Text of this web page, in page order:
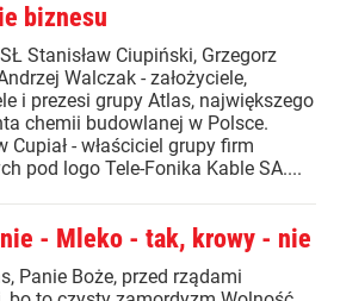
biznesu
Stanisław Ciupiński, Grzegorz
Walczak - założyciele,
i prezesi grupy Atlas, największego
chemii budowlanej w Polsce.
Cupiał - właściciel grupy firm
pod logo Tele-Fonika Kable SA....
- Mleko - tak, krowy - nie
Panie Boże, przed rządami